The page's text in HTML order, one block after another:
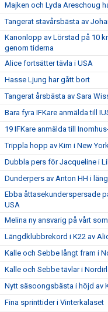
Majken och Lyda Areschoug
Tangerat stavårsbästa av
Kanonlopp av Lörstad på 10
genom tiderna
Alice fortsätter tävla i USA
Hasse Ljung har gått bort
Tangerat årsbästa av Sara
Bara fyra IFKare anmälda till
19 IFKare anmälda till
Trippla hopp av Kim i New
Dubbla pers för Jacqueline i
Dunderpers av Anton HH i
Ebba åttasekunderspersade
USA
Melina ny ansvarig på vårt
Längdklubbrekord i K22 av
Kalle och Sebbe långt fram i
Kalle och Sebbe tävlar i
Nytt säsoongsbästa i höjd av
Fina sprinttider i Vinterkalaset